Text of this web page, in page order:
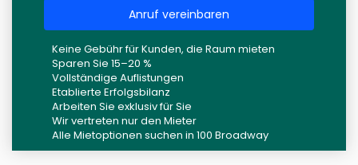
Anruf vereinbaren
Keine Gebühr für Kunden, die Raum mieten
Sparen Sie 15–20 %
Vollständige Auflistungen
Etablierte Erfolgsbilanz
Arbeiten Sie exklusiv für Sie
Wir vertreten nur den Mieter
Alle Mietoptionen suchen in 100 Broadway